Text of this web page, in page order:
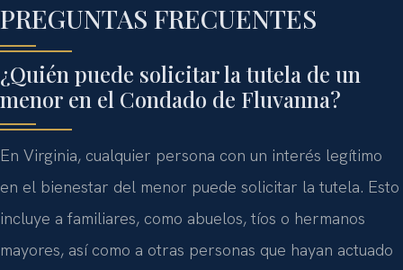
PREGUNTAS FRECUENTES
¿Quién puede solicitar la tutela de un
menor en el Condado de Fluvanna?
En Virginia, cualquier persona con un interés legítimo
en el bienestar del menor puede solicitar la tutela. Esto
incluye a familiares, como abuelos, tíos o hermanos
mayores, así como a otras personas que hayan actuado